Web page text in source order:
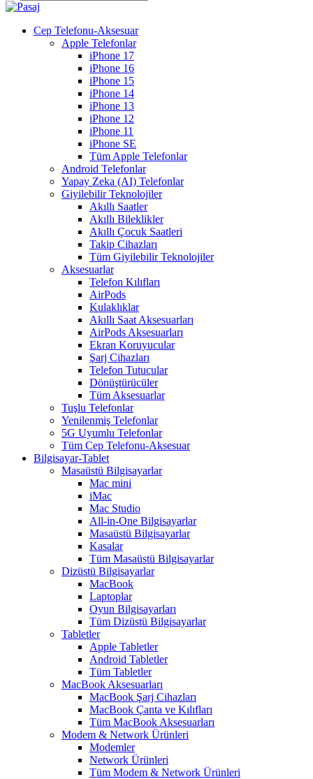
Cep Telefonu-Aksesuar
Apple Telefonlar
iPhone 17
iPhone 16
iPhone 15
iPhone 14
iPhone 13
iPhone 12
iPhone 11
iPhone SE
Tüm Apple Telefonlar
Android Telefonlar
Yapay Zeka (AI) Telefonlar
Giyilebilir Teknolojiler
Akıllı Saatler
Akıllı Bileklikler
Akıllı Çocuk Saatleri
Takip Cihazları
Tüm Giyilebilir Teknolojiler
Aksesuarlar
Telefon Kılıfları
AirPods
Kulaklıklar
Akıllı Saat Aksesuarları
AirPods Aksesuarları
Ekran Koruyucular
Şarj Cihazları
Telefon Tutucular
Dönüştürücüler
Tüm Aksesuarlar
Tuşlu Telefonlar
Yenilenmiş Telefonlar
5G Uyumlu Telefonlar
Tüm Cep Telefonu-Aksesuar
Bilgisayar-Tablet
Masaüstü Bilgisayarlar
Mac mini
iMac
Mac Studio
All-in-One Bilgisayarlar
Masaüstü Bilgisayarlar
Kasalar
Tüm Masaüstü Bilgisayarlar
Dizüstü Bilgisayarlar
MacBook
Laptoplar
Oyun Bilgisayarları
Tüm Dizüstü Bilgisayarlar
Tabletler
Apple Tabletler
Android Tabletler
Tüm Tabletler
MacBook Aksesuarları
MacBook Şarj Cihazları
MacBook Çanta ve Kılıfları
Tüm MacBook Aksesuarları
Modem & Network Ürünleri
Modemler
Network Ürünleri
Tüm Modem & Network Ürünleri